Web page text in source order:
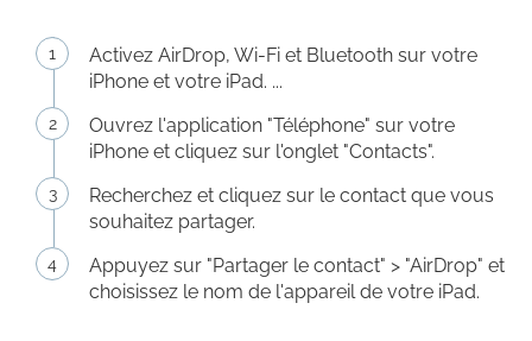
Activez AirDrop, Wi-Fi et Bluetooth sur votre
iPhone et votre iPad. ...
Ouvrez l'application "Téléphone" sur votre
iPhone et cliquez sur l'onglet "Contacts".
Recherchez et cliquez sur le contact que vous
souhaitez partager.
Appuyez sur "Partager le contact" > "AirDrop" et
choisissez le nom de l'appareil de votre iPad.